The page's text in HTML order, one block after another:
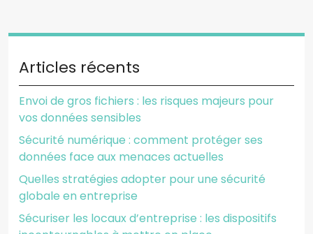
Articles récents
Envoi de gros fichiers : les risques majeurs pour
vos données sensibles
Sécurité numérique : comment protéger ses
données face aux menaces actuelles
Quelles stratégies adopter pour une sécurité
globale en entreprise
Sécuriser les locaux d’entreprise : les dispositifs